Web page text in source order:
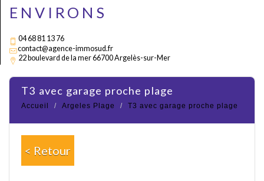
ENVIRONS
04 68 81 13 76
contact@agence-immosud.fr
22 boulevard de la mer 66700 Argelès-sur-Mer
t3 avec garage proche plage
Accueil Argeles Plage T3 avec garage proche plage
< Retour